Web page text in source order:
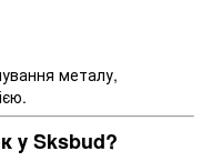
металу,
у Sksbud?